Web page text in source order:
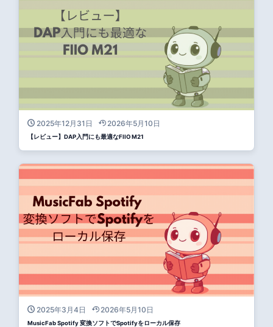
2025年12月31日 2026年5月10日
【レビュー】DAP入門にも最適なFIIO M21
2025年3月4日 2026年5月10日
MusicFab Spotify 変換ソフトでSpotifyをローカル保存